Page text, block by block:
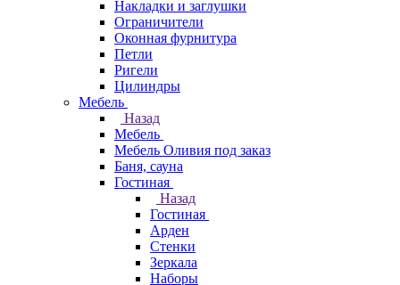
Накладки и заглушки
Ограничители
Оконная фурнитура
Петли
Ригели
Цилиндры
Мебель
Назад
Мебель
Мебель Оливия под заказ
Баня, сауна
Гостиная
Назад
Гостиная
Арден
Стенки
Зеркала
Наборы